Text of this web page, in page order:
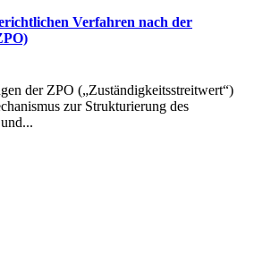
Verfahren nach der
der ZPO („Zuständigkeitsstreitwert“)
zur Strukturierung des